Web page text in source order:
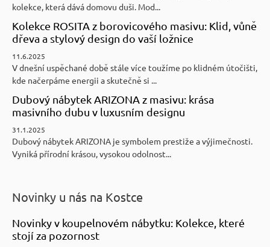
kolekce, která dává domovu duši. Mod...
Kolekce ROSITA z borovicového masivu: Klid, vůně
dřeva a stylový design do vaší ložnice
11.6.2025
V dnešní uspěchané době stále více toužíme po klidném útočišti,
kde načerpáme energii a skutečně si ...
Dubový nábytek ARIZONA z masivu: krása
masivního dubu v luxusním designu
31.1.2025
Dubový nábytek ARIZONA je symbolem prestiže a výjimečnosti.
Vyniká přírodní krásou, vysokou odolnost...
Novinky u nás na Kostce
Novinky v koupelnovém nábytku: Kolekce, které
stojí za pozornost